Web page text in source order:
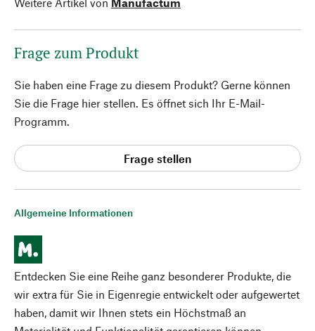
Allgemeine Informationen
Entdecken Sie eine Reihe ganz besonderer Produkte, die
wir extra für Sie in Eigenregie entwickelt oder aufgewertet
haben, damit wir Ihnen stets ein Höchstmaß an
Frage zum Produkt
Sie haben eine Frage zu diesem Produkt? Gerne können
Sie die Frage hier stellen. Es öffnet sich Ihr E-Mail-
Programm.
Frage stellen